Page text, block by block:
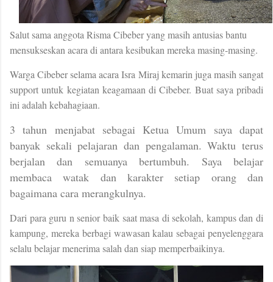
Salut sama anggota Risma Cibeber yang masih antusias bantu
mensukseskan acara di antara kesibukan mereka masing-masing.
Warga Cibeber selama acara Isra Miraj kemarin juga masih sangat
support untuk kegiatan keagamaan di Cibeber. Buat saya pribadi
ini adalah kebahagiaan.
3 tahun menjabat sebagai Ketua Umum saya dapat
banyak sekali pelajaran dan pengalaman. Waktu terus
berjalan dan semuanya bertumbuh. Saya belajar
membaca watak dan karakter setiap orang dan
bagaimana cara merangkulnya.
Dari para guru n senior baik saat masa di sekolah, kampus dan di
kampung, mereka berbagi wawasan kalau sebagai penyelenggara
selalu belajar menerima salah dan siap memperbaikinya.